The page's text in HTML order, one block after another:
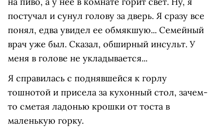
постучал и сунул голову за дверь. Я сразу все
понял, едва увидел ее обмякшую... Семейный
врач уже был. Сказал, обширный инсульт. У
меня в голове не укладывается...
Я справилась с поднявшейся к горлу
тошнотой и присела за кухонный стол, зачем-
то сметая ладонью крошки от тоста в
маленькую горку.